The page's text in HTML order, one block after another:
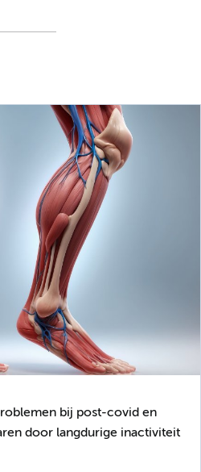
bij post-covid en
door langdurige inactiviteit